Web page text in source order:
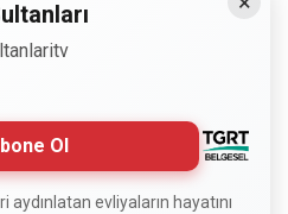
İslam. Her Hakkı Saklıdır.
insanların istifadesi için
sadık kalmak şartıyla, izin
istediği gibi alıp istifade
Ol
evliyaların hayatını